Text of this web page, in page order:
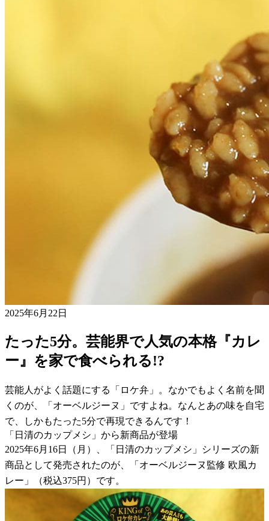
2025年6月22日
たった5分。芸能界で人気の本格『カレ
ー』を家で食べられる!?
芸能人がよく話題にする「ロケ弁」。なかでもよく名前を聞
くのが、「オーベルジーヌ」ですよね。なんとあの味を自宅
で、しかもたった5分で再現できるんです！
「日清のカップメシ」から新商品が登場
2025年6月16日（月）、「日清のカップメシ」シリーズの新
商品として発売されたのが、「オーベルジーヌ監修 欧風カ
レー」（税込375円）です。